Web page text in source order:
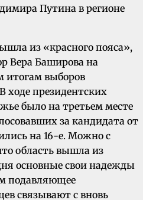
Путина в регионе
из «красного пояса»,
Вера Баширова на
итогам выборов
ходе президентских
было на третьем месте
за кандидата от
на 16-е. Можно с
область вышла из
основные свои надежды
подавляющее
связывают с вновь